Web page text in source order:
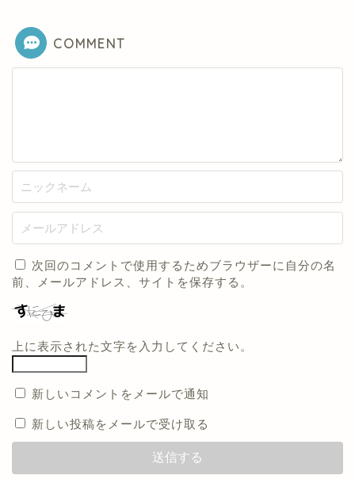
COMMENT
次回のコメントで使用するためブラウザーに自分の名
前、メールアドレス、サイトを保存する。
上に表示された文字を入力してください。
新しいコメントをメールで通知
新しい投稿をメールで受け取る